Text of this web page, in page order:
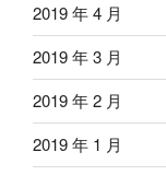
2019 年 4 月
2019 年 3 月
2019 年 2 月
2019 年 1 月